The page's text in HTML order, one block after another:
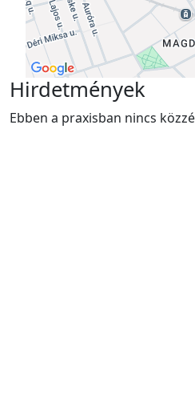
Hirdetmények
Ebben a praxisban nincs